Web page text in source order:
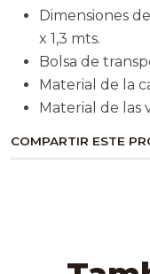
Dimensiones
x 1,3 mts.
Bolsa de
Material de la
Material de las
COMPARTIR ESTE